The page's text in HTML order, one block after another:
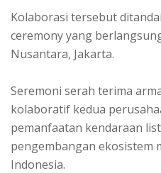
Kolaborasi tersebut
ceremony yang
Nusantara, Jakarta.
Seremoni serah terima
kolaboratif kedua
pemanfaatan kendaraan
pengembangan ekosistem
Indonesia.